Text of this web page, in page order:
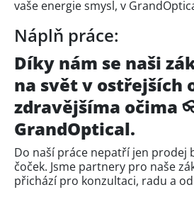
vaše energie smysl, v
Náplň práce:
Díky nám se naši
na svět v ostřejších
zdravějšíma očima
GrandOptical.
Do naší práce nepatří jen prodej
čoček. Jsme partnery pro naše
přichází pro konzultaci, radu a